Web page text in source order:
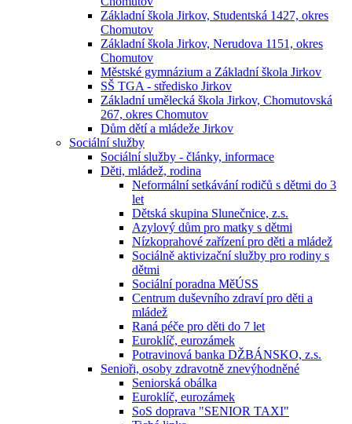
Základní škola Jirkov, Studentská 1427, okres
Chomutov
Základní škola Jirkov, Nerudova 1151, okres
Chomutov
Městské gymnázium a Základní škola Jirkov
SŠ TGA - středisko Jirkov
Základní umělecká škola Jirkov, Chomutovská
267, okres Chomutov
Dům dětí a mládeže Jirkov
Sociální služby
Sociální služby - články, informace
Děti, mládež, rodina
Neformální setkávání rodičů s dětmi do 3
let
Dětská skupina Slunečnice, z.s.
Azylový dům pro matky s dětmi
Nízkoprahové zařízení pro děti a mládež
Sociálně aktivizační služby pro rodiny s
dětmi
Sociální poradna MěÚSS
Centrum duševního zdraví pro děti a
mládež
Raná péče pro děti do 7 let
Euroklíč, eurozámek
Potravinová banka DŽBÁNSKO, z.s.
Senioři, osoby zdravotně znevýhodněné
Seniorská obálka
Euroklíč, eurozámek
SoS doprava "SENIOR TAXI"